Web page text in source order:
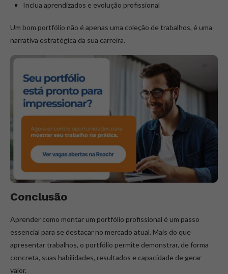
Inclua aprendizados e evolução profissional
Um bom portfólio não é apenas uma coleção de trabalhos, é uma
narrativa estratégica da sua carreira.
Conclusão
Aprender como montar um portfólio profissional é um passo
essencial para se destacar no mercado atual. Mais do que
apresentar trabalhos, o portfólio permite demonstrar, de forma
concreta, suas habilidades, resultados e capacidade de gerar
valor.